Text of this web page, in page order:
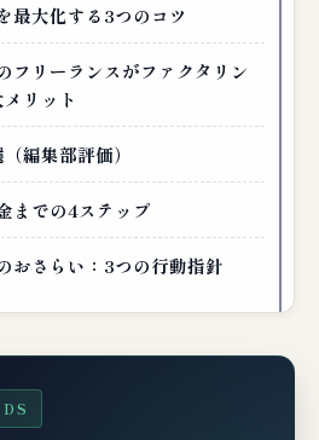
最大化する3つのコツ
フリーランスがファクタリン
リット
編集部評価）
までの4ステップ
おさらい：3つの行動指針